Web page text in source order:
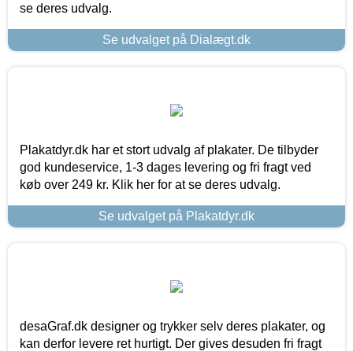
se deres udvalg.
Se udvalget på Dialægt.dk
Plakatdyr.dk har et stort udvalg af plakater. De tilbyder
god kundeservice, 1-3 dages levering og fri fragt ved
køb over 249 kr. Klik her for at se deres udvalg.
Se udvalget på Plakatdyr.dk
desaGraf.dk designer og trykker selv deres plakater, og
kan derfor levere ret hurtigt. Der gives desuden fri fragt